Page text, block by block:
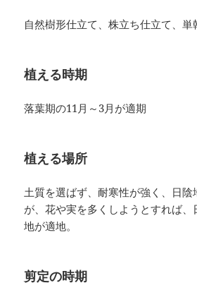
自然樹形仕立て、株立ち仕立て、単
植える時期
落葉期の11月～3月が適期
植える場所
土質を選ばず、耐寒性が強く、日
が、花や実を多くしようとすれば
地が適地。
剪定の時期